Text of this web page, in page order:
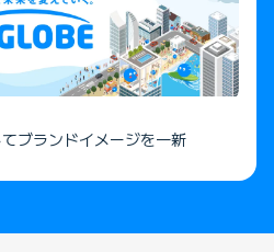
ブランドイメージを一新